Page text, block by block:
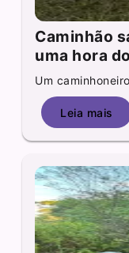
Caminhão
uma hora
Um
Leia mais